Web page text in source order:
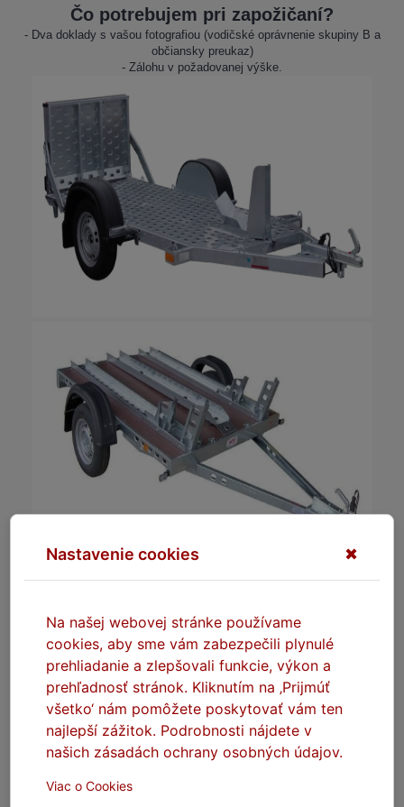
Čo potrebujem pri zapožičaní?
- Dva doklady s vašou fotografiou (vodičské oprávnenie skupiny B a
občiansky preukaz)
- Zálohu v požadovanej výške.
Vozík do 750 kg - max. 1 motorka, nebrzdený
Čistá hmotnosť: 233 kg
Nosnosť až 517 kg
Ložná plocha: 2430 x 1070 mm
Max. rýchlosť: 130 km/h
Cena za požičanie / 24 hodín:399,- CZK
Vratná Kaucia: 3.000,- Kč (iba v hotovosti)
Výklopná nájazdová rampa pre ľahké naloženie.
Nastavenie cookies ✖
Na našej webovej stránke používame
cookies, aby sme vám zabezpečili plynulé
prehliadanie a zlepšovali funkcie, výkon a
prehľadnosť stránok. Kliknutím na ‚Prijmúť
všetko‘ nám pomôžete poskytovať vám ten
najlepší zážitok. Podrobnosti nájdete v
našich zásadách ochrany osobných údajov.
Viac o Cookies